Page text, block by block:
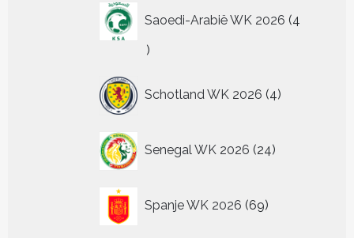
Saoedi-Arabië WK 2026 4
4
Schotland WK 2026 4
producten
Senegal WK 2026 24
producten
Spanje WK 2026 69
producten